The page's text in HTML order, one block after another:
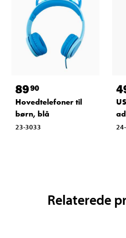
8990
Hovedtelefoner til
børn, blå
23-3033
Relaterede